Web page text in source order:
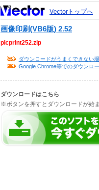
Vectorトップへ
画像印刷(VB6版) 2.52
picprint252.zip
ダウンロードがうまくできない
Google Chrome等でのダウンロ
ダウンロードはこちら
※ボタンを押すとダウンロードが始ま